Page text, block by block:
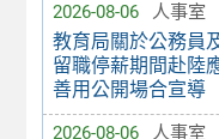
2026-08-06 人事室
教育局關於公務員
留職停薪期間赴陸
善用公開場合宣導
2026-08-06 人事室